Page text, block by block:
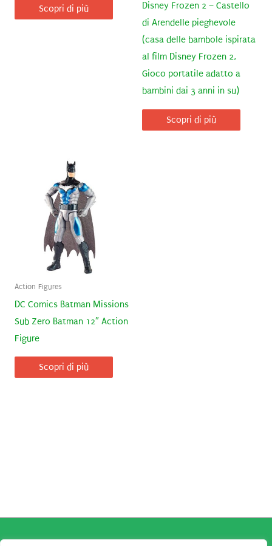
Scopri di più
Disney Frozen 2 – Castello
di Arendelle pieghevole
(casa delle bambole ispirata
al film Disney Frozen 2,
Gioco portatile adatto a
bambini dai 3 anni in su)
Scopri di più
Action Figures
DC Comics Batman Missions
Sub Zero Batman 12″ Action
Figure
Scopri di più